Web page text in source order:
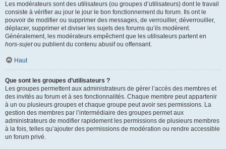
Les modérateurs sont des utilisateurs (ou groupes d’utilisateurs) dont le travail
consiste à vérifier au jour le jour le bon fonctionnement du forum. Ils ont le
pouvoir de modifier ou supprimer des messages, de verrouiller, déverrouiller,
déplacer, supprimer et diviser les sujets des forums qu’ils modèrent.
Généralement, les modérateurs empêchent que les utilisateurs partent en
hors-sujetou publient du contenu abusif ou offensant.
Haut
Que sont les groupes d’utilisateurs ?
Les groupes permettent aux administrateurs de gérer l’accès des membres et
des invités au forum et à ses fonctionnalités. Chaque membre peut appartenir
à un ou plusieurs groupes et chaque groupe peut avoir ses permissions. La
gestion des membres par l’intermédiaire des groupes permet aux
administrateurs de modifier rapidement les permissions de plusieurs membres
à la fois, telles qu’ajouter des permissions de modération ou rendre accessible
un forum privé.